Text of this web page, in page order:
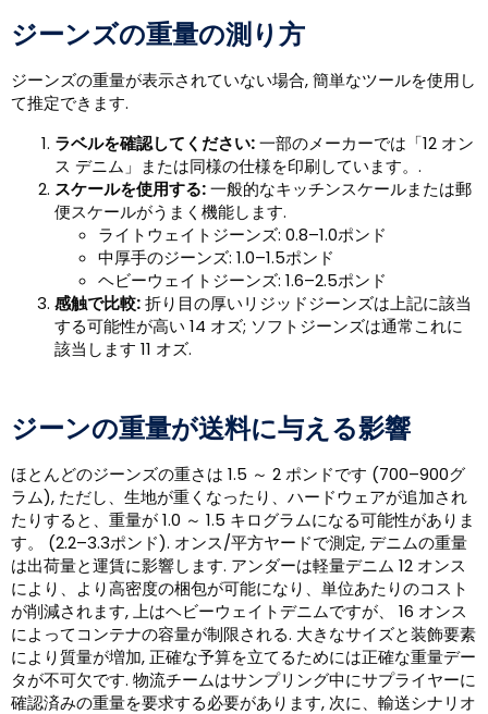
ジーンズの重量の測り方
ジーンズの重量が表示されていない場合, 簡単なツールを使用し
て推定できます.
ラベルを確認してください:一部のメーカーでは「12 オン
ス デニム」または同様の仕様を印刷しています。.
スケールを使用する:一般的なキッチンスケールまたは郵
便スケールがうまく機能します.
ライトウェイトジーンズ: 0.8–1.0ポンド
中厚手のジーンズ: 1.0–1.5ポンド
ヘビーウェイトジーンズ: 1.6–2.5ポンド
感触で比較:折り目の厚いリジッドジーンズは上記に該当
する可能性が高い 14 オズ; ソフトジーンズは通常これに
該当します 11 オズ.
ジーンの重量が送料に与える影響
ほとんどのジーンズの重さは 1.5 ～ 2 ポンドです (700–900グ
ラム), ただし、生地が重くなったり、ハードウェアが追加され
たりすると、重量が 1.0 ～ 1.5 キログラムになる可能性がありま
す。 (2.2–3.3ポンド). オンス/平方ヤードで測定, デニムの重量
は出荷量と運賃に影響します. アンダーは軽量デニム 12 オンス
により、より高密度の梱包が可能になり、単位あたりのコスト
が削減されます, 上はヘビーウェイトデニムですが、 16 オンス
によってコンテナの容量が制限される. 大きなサイズと装飾要素
により質量が増加, 正確な予算を立てるためには正確な重量デー
タが不可欠です. 物流チームはサンプリング中にサプライヤーに
確認済みの重量を要求する必要があります, 次に、輸送シナリオ